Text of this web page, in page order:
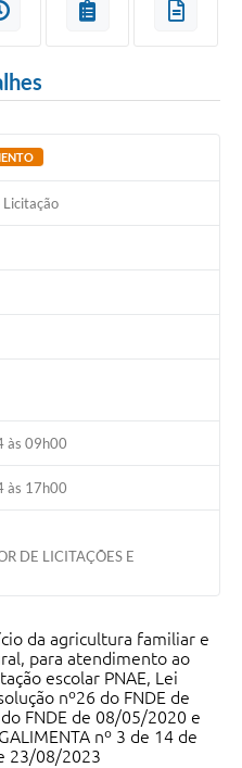
Licitação
às 09h00
às 17h00
DE LICITAÇÕES E
da agricultura familiar e
para atendimento ao
escolar PNAE, Lei
nº26 do FNDE de
FNDE de 08/05/2020 e
nº 3 de 14 de
23/08/2023